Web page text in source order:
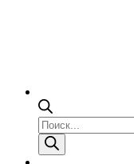
Поиск
товаров